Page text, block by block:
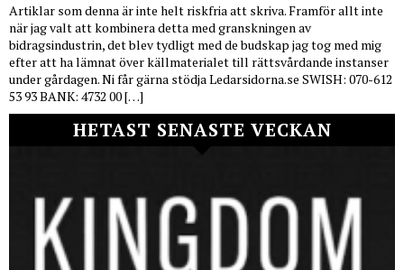
Artiklar som denna är inte helt riskfria att skriva. Framför allt inte
när jag valt att kombinera detta med granskningen av
bidragsindustrin, det blev tydligt med de budskap jag tog med mig
efter att ha lämnat över källmaterialet till rättsvårdande instanser
under gårdagen. Ni får gärna stödja Ledarsidorna.se SWISH: 070-612
53 93 BANK: 4732 00 […]
HETAST SENASTE VECKAN